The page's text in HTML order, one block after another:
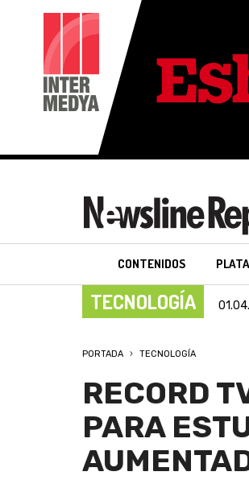
CONTENIDOS
TECNOLOGÍA
PORTADA TECNOLOGÍA
RECORD
PARA